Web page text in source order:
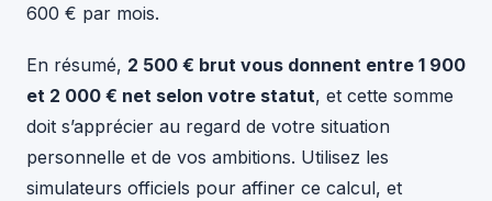
600 € par mois.
En résumé, 2 500 € brut vous donnent entre 1 900
et 2 000 € net selon votre statut, et cette somme
doit s’apprécier au regard de votre situation
personnelle et de vos ambitions. Utilisez les
simulateurs officiels pour affiner ce calcul, et